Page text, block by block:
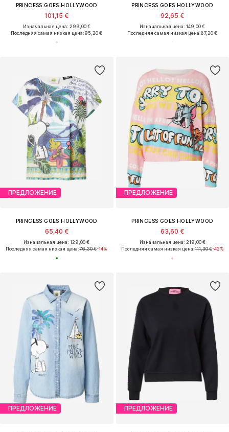
PRINCESS GOES HOLLYWOOD
101,15 €
Изначальная цена: 299,00 €
Последняя самая низкая цена:95,20 €
PRINCESS GOES HOLLYWOOD
92,65 €
Изначальная цена: 149,00 €
Последняя самая низкая цена:87,20 €
ПРЕДЛОЖЕНИЕ
PRINCESS GOES HOLLYWOOD
65,40 €
Изначальная цена: 129,00 €
Последняя самая низкая цена:76,30 €-14%
ПРЕДЛОЖЕНИЕ
PRINCESS GOES HOLLYWOOD
63,60 €
Изначальная цена: 219,00 €
Последняя самая низкая цена:111,30 €-42%
ПРЕДЛОЖЕНИЕ ПРЕДЛОЖЕНИЕ